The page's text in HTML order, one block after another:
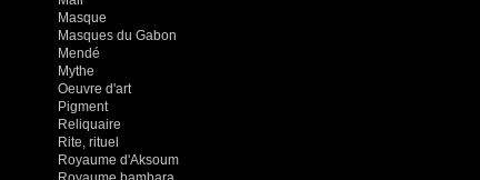
Masque
Masques du Gabon
Mendé
Mythe
Oeuvre d'art
Pigment
Reliquaire
Rite, rituel
Royaume d'Aksoum